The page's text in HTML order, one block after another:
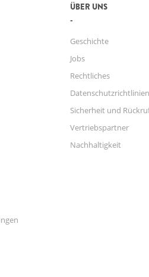
ÜBER UNS
Geschichte
Jobs
Rechtliches
Datenschutzrichtlinien
Sicherheit und
Vertriebspartner
Nachhaltigkeit